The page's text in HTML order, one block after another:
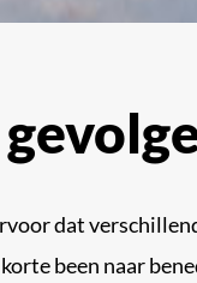
dat
been naar